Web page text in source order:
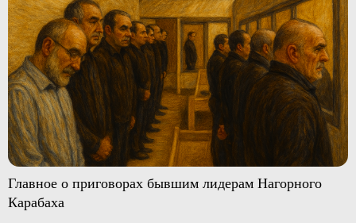
Главное о приговорах бывшим лидерам Нагорного
Карабаха